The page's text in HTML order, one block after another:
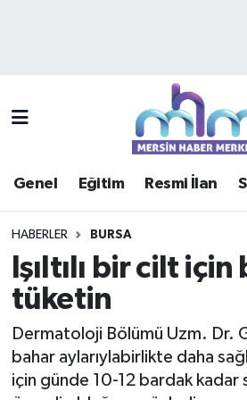
Genel Eğitim Resmi İlan
HABERLER BURSA
Işıltılı bir cilt için
tüketin
Dermatoloji Bölümü Uzm. Dr.
bahar aylarıylabirlikte daha
için günde 10-12 bardak kadar
Güncel
Haberde insan
Kültür - Sanat
Mersin Trafik Yoğunluk
Süper Lig Puan Durumu ve
Haber Arşivi